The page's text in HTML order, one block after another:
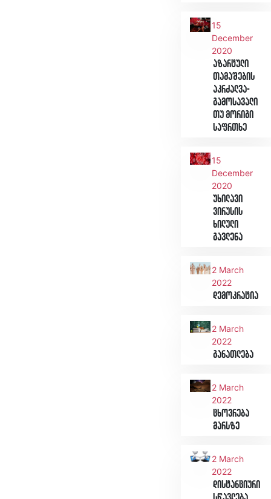
15
December
2020
აზარტული
თამაშების
აკრძალვა-
გამოსავალი
თუ მორიგი
საფრთხე
15
December
2020
უხილავი
ვირუსის
ხილული
გავლენა
2 March
2022
დემოკრატია
2 March
2022
განათლება
2 March
2022
ცხოვრება
მარსზე
2 March
2022
დისტანციური